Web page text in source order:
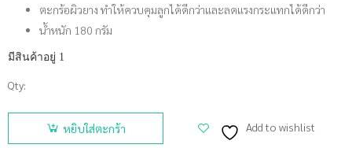
ตะกร้อผิวยาง ทำให้ควบคุมลูกได้ดีกว่าและลดแรงกระแทกได้ดีกว่า
น้ำหนัก 180 กรัม
มีสินค้าอยู่ 1
Qty:
จำนวน
MARATHON
ตะกร้อ รุ่น หยิบใส่ตะกร้า Add to wishlist